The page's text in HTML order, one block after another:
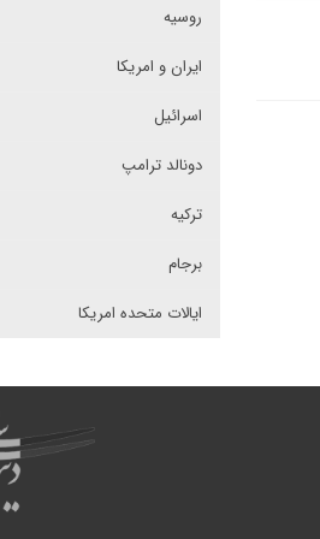
روسیه
ایران و امریکا
اسرائیل
دونالد ترامپ
ترکیه
برجام
ایالات متحده امریکا